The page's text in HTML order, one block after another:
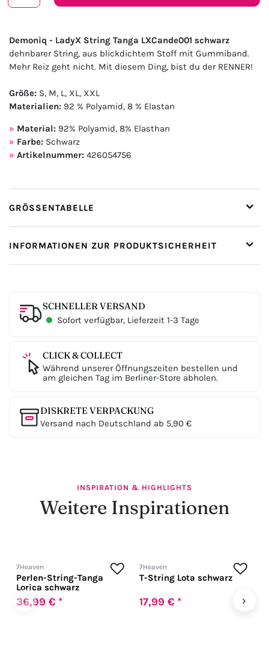
Demoniq - LadyX String Tanga LXCande001 schwarz
dehnbarer String, aus blickdichtem Stoff mit Gummiband.
Mehr Reiz geht nicht. Mit diesem Ding, bist du der RENNER!
Größe: S, M, L, XL, XXL
Materialien: 92 % Polyamid, 8 % Elastan
Material: 92% Polyamid, 8% Elasthan
Farbe: Schwarz
Artikelnummer: 426054756
GRÖSSENTABELLE
INFORMATIONEN ZUR PRODUKTSICHERHEIT
SCHNELLER VERSAND
Sofort verfügbar, Lieferzeit 1-3 Tage
CLICK & COLLECT
Während unserer Öffnungszeiten bestellen und
am gleichen Tag im Berliner-Store abholen.
DISKRETE VERPACKUNG
Versand nach Deutschland ab 5,90 €
INSPIRATION & HIGHLIGHTS
Weitere Inspirationen
‹
7Heaven
Perlen-String-Tanga
Lorica schwarz
36,99 € *
7Heaven
T-String Lota schwarz
17,99 € * ›